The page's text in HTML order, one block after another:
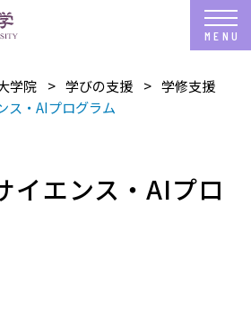
学院 学びの支援
学修支援
ス・AIプログラム
イエンス・AIプロ